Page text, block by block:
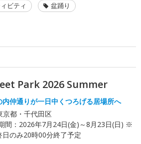
ビティ 盆踊り
Park 2026 Summer
内仲通りが一日中くつろげる居場所へ
京都・千代田区
間： 2026年7月24日(金)～8月23日(日) ※
日のみ20時00分終了予定